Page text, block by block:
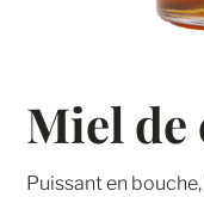
Miel
Puissant en